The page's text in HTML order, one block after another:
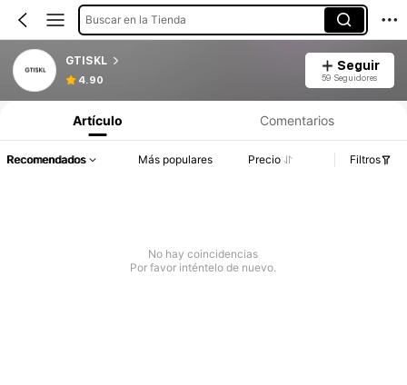
Buscar en la Tienda
GTISKL
4.90
Seguir
59 Seguidores
Artículo Comentarios
Recomendados Más populares Precio Filtros
No hay coincidencias
Por favor inténtelo de nuevo.